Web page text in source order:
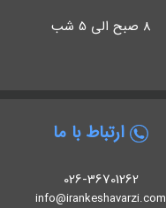
8 صبح الی 5 شب
ارتباط با ما
026-36701262
info@irankeshavarzi.com